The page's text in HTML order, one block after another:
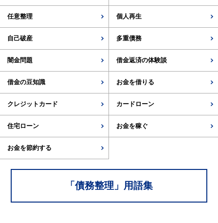
任意整理 個人再生
自己破産 多重債務
闇金問題 借金返済の体験談
借金の豆知識 お金を借りる
クレジットカード カードローン
住宅ローン お金を稼ぐ
お金を節約する
「債務整理 」用語集